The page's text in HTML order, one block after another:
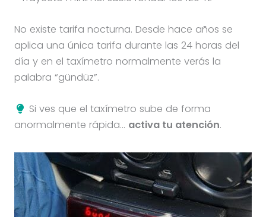
No existe tarifa nocturna. Desde hace años se
aplica una única tarifa durante las 24 horas del
día y en el taxímetro normalmente verás la
palabra “gündüz”.
Si ves que el taxímetro sube de forma
anormalmente rápida… activa tu atención.